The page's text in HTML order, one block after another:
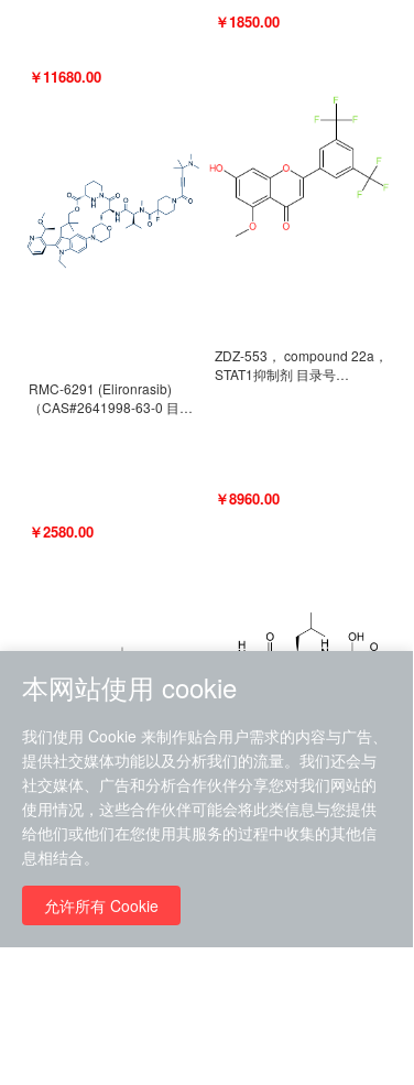
￥11680.00
RMC-6291 (Elironrasib)
（CAS#2641998-63-0 目录
￥2580.00
Olgotrelvir sodium ( STI-1558
sodium) CAS#2763596-72-9
￥1850.00
ZDZ-553， compound 22a，
STAT1抑制剂 目录号
￥8960.00
本网站使用 cookie
我们使用 Cookie 来制作贴合用户需求的内容与广告、
提供社交媒体功能以及分析我们的流量。我们还会与
社交媒体、广告和分析合作伙伴分享您对我们网站的
使用情况，这些合作伙伴可能会将此类信息与您提供
给他们或他们在您使用其服务的过程中收集的其他信
息相结合。
允许所有 Cookie